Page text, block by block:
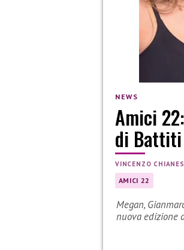
NEWS
Amici
di
VINCENZO
AMICI 22
Megan,
nuova edizione